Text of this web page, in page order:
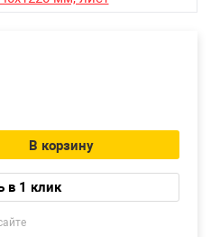
В корзину
в 1 клик